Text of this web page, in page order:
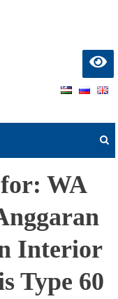
WA
Interior
Type 60